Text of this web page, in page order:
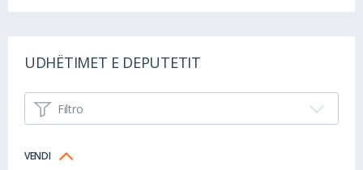
UDHËTIMET E DEPUTETIT
Filtro
VENDI